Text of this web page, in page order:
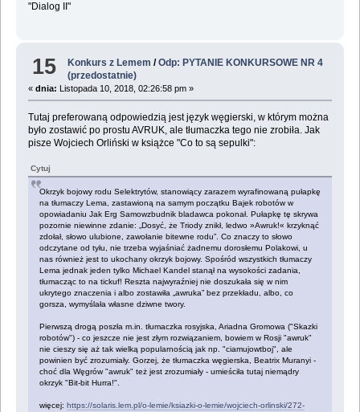
"Dialog II"
15 Konkurs z Lemem /Odp: PYTANIE KONKURSOWE NR 4
(przedostatnie)
« dnia: Listopada 10, 2018, 02:26:58 pm »
Tutaj preferowaną odpowiedzią jest język węgierski, w którym można
było zostawić po prostu AVRUK, ale tłumaczka tego nie zrobiła. Jak
pisze Wojciech Orliński w książce "Co to są sepulki":
Cytuj
Okrzyk bojowy rodu Selektrytów, stanowiący zarazem wyrafinowaną pułapkę
na tłumaczy Lema, zastawioną na samym początku Bajek robotów w
opowiadaniu Jak Erg Samowzbudnik bladawca pokonał. Pułapkę tę skrywa
pozornie niewinne zdanie: „Dosyć, że Triody znikł, ledwo »Awruk!« krzyknąć
zdołał, słowo ulubione, zawołanie bitewne rodu”. Co znaczy to słowo
odczytane od tyłu, nie trzeba wyjaśniać żadnemu dorosłemu Polakowi, u
nas również jest to ukochany okrzyk bojowy. Spośród wszystkich tłumaczy
Lema jednak jeden tylko Michael Kandel stanął na wysokości zadania,
tłumacząc to na tickuf! Reszta najwyraźniej nie doszukała się w nim
ukrytego znaczenia i albo zostawiła „awruka” bez przekładu, albo, co
gorsza, wymyślała własne dziwne twory.
Pierwszą drogą poszła m.in. tłumaczka rosyjska, Ariadna Gromowa ("Skazki
robotów") - co jeszcze nie jest złym rozwiązaniem, bowiem w Rosji "awruk"
nie cieszy się aż tak wielką popularnością jak np. "ciamujowtboj", ale
powinien być zrozumiały. Gorzej, że tłumaczka węgierska, Beatrix Muranyi -
choć dla Węgrów "awruk" też jest zrozumiały - umieściła tutaj niemądry
okrzyk "Bit-bit Hurra!".
więcej: https://solaris.lem.pl/o-lemie/ksiazki-o-lemie/wojciech-orlinski/272-